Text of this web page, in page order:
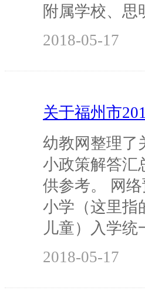
附属学校、思
2018-05-17
关于福州市
幼教网整理了
小政策解答汇
供参考。 网
小学（这里指
儿童）入学统
2018-05-17